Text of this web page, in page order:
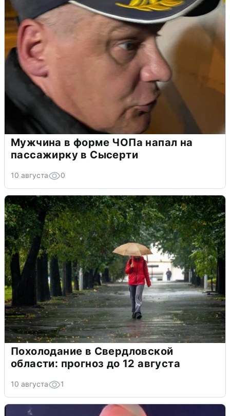
Мужчина в форме ЧОПа напал на
пассажирку в Сысерти
10 августа 0
Похолодание в Свердловской
области: прогноз до 12 августа
10 августа 1